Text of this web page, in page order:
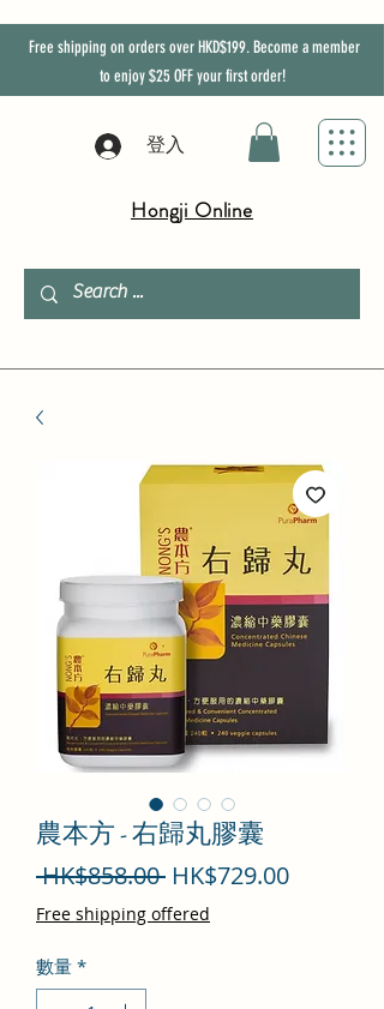
Free shipping on orders over HKD$199. Become a member
to enjoy$25 OFFyour first order!
登入
Hongji Online
農本方 - 右歸丸膠囊
HK$858.00 一
般
HK$729.00促
Free shipping offered
數量 *